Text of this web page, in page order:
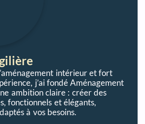
intérieur et fort
j’ai fondé Aménagement
ambition claire : créer des
fonctionnels et élégants,
à vos besoins.